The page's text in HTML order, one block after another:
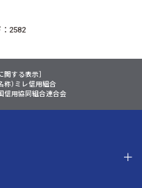
2582
関する表示］
称）ミレ信用組合
信用協同組合連合会